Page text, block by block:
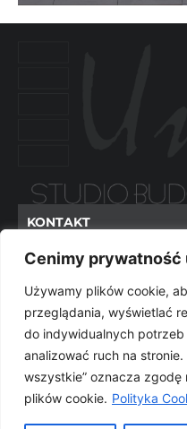
Cenimy
Używamy plików cookie,
przeglądania, wyświetlać
do indywidualnych
analizować ruch na
wszystkie” oznacza
plików cookie. Polityka
KONTAKT
BIURO@UNITY.WAW.PL
TELEFON: (22) 638-52-65
FAX.:(22) 638-52-65
© 2024